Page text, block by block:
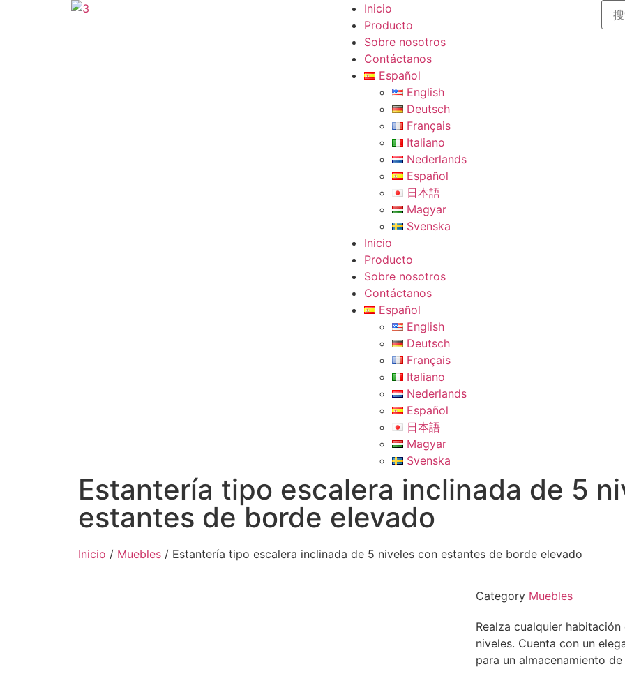
Inicio
Producto
Sobre nosotros
Contáctanos
Español
English
Deutsch
Français
Italiano
Nederlands
Español
日本語
Magyar
Svenska
Inicio
Producto
Sobre nosotros
Contáctanos
Español
English
Deutsch
Français
Italiano
Nederlands
Español
日本語
Magyar
Svenska
Estantería tipo escalera inclinada de 5
estantes de borde elevado
Inicio / Muebles / Estantería tipo escalera inclinada de 5 niveles con estantes de borde elevado
Category Muebles
Realza cualquier
niveles. Cuenta con un
para un almacenamiento